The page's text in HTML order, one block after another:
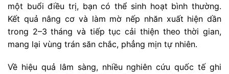
một buổi điều trị, bạn có thể sinh hoạt bình thường.
Kết quả nâng cơ và làm mờ nếp nhăn xuất hiện dần
trong 2–3 tháng và tiếp tục cải thiện theo thời gian,
mang lại vùng trán săn chắc, phẳng mịn tự nhiên.
Về hiệu quả lâm sàng, nhiều nghiên cứu quốc tế ghi